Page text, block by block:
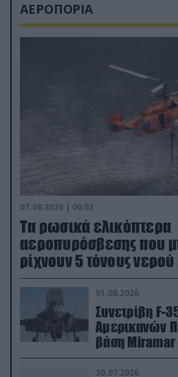
ΑΕΡΟΠΟΡΙΑ
07.08.2026 | 00:02
Τα ρωσικά ελικόπτερα
αεροπυρόσβεσης που
ρίχνουν 5 τόνους
01.08.2026
Συνετρίβη F-
Αμερικανών
βάση Miramar
εκτινάχθηκε
30.07.2026